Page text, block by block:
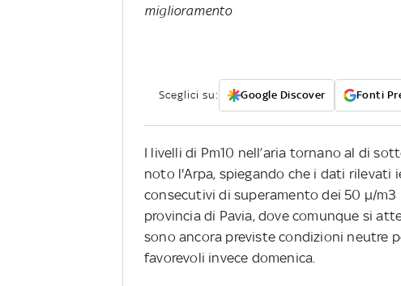
miglioramento
Sceglici su: Google Discover Fonti
I livelli di Pm10 nell’aria tornano al di
noto l'Arpa, spiegando che i dati rilevati
consecutivi di superamento dei 50 µ/m3
provincia di Pavia, dove comunque si
sono ancora previste condizioni neutre
favorevoli invece domenica.